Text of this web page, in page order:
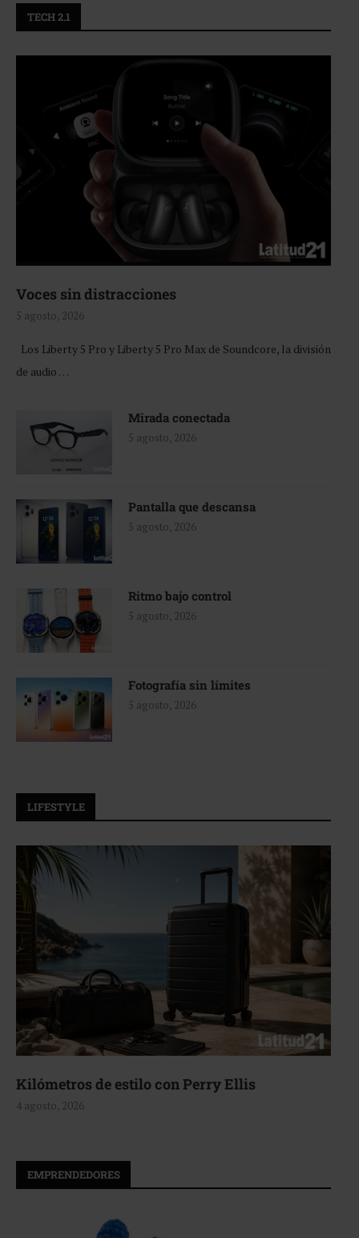
TECH 2.1
Voces sin distracciones
5 agosto, 2026
Los Liberty 5 Pro y Liberty 5 Pro Max de Soundcore, la división
de audio …
Mirada conectada
5 agosto, 2026
Pantalla que descansa
5 agosto, 2026
Ritmo bajo control
5 agosto, 2026
Fotografía sin límites
5 agosto, 2026
LIFESTYLE
Kilómetros de estilo con Perry Ellis
4 agosto, 2026
EMPRENDEDORES